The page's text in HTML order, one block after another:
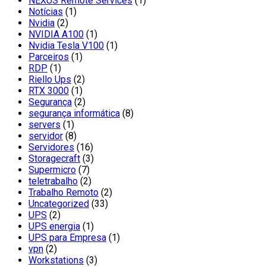
Notícias (1)
Nvidia (2)
NVIDIA A100 (1)
Nvidia Tesla V100 (1)
Parceiros (1)
RDP (1)
Riello Ups (2)
RTX 3000 (1)
Segurança (2)
segurança informática (8)
servers (1)
servidor (8)
Servidores (16)
Storagecraft (3)
Supermicro (7)
teletrabalho (2)
Trabalho Remoto (2)
Uncategorized (33)
UPS (2)
UPS energia (1)
UPS para Empresa (1)
vpn (2)
Workstations (3)